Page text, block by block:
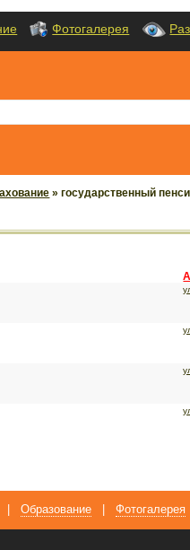
Фотогалерея
» государственный
Образование Фотогалерея